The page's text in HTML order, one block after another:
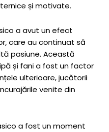
și motivate.
a avut un efect
care au continuat să
pasiune. Această
și fani a fost un factor
ulterioare, jucătorii
venite din
a fost un moment